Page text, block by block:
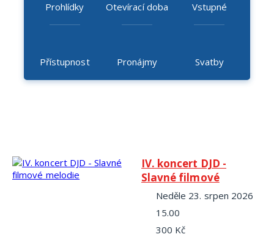
Prohlídky Otevírací doba Vstupné
Přístupnost Pronájmy Svatby
IV. koncert DJD -
Slavné filmové
melodie
neděle 23. srpen 2026
15.00
300 Kč